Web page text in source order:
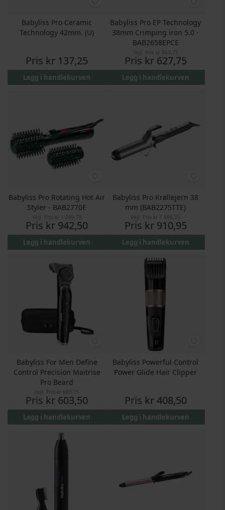
Babyliss Pro Ceramic
Technology 42mm. (U)
Pris kr 137,25
Legg i handlekurven
Babyliss Pro EP Technology
38mm Crimping iron 5.0 -
BAB2658EPCE
Vejl. Pris kr 863,75
Pris kr 627,75
Legg i handlekurven
Babyliss Pro Rotating Hot Air
Styler - BAB2770E
Vejl. Pris kr 1 099,75
Pris kr 942,50
Legg i handlekurven
Babyliss Pro Krøllejern 38
mm (BAB2275TTE)
Vejl. Pris kr 1 886,25
Pris kr 910,95
Legg i handlekurven
Babyliss For Men Define
Control Precision Maitrise
Pro Beard
Vejl. Pris kr 680,75
Pris kr 603,50
Legg i handlekurven
Babyliss Powerful Control
Power Glide Hair Clipper
Pris kr 408,50
Legg i handlekurven